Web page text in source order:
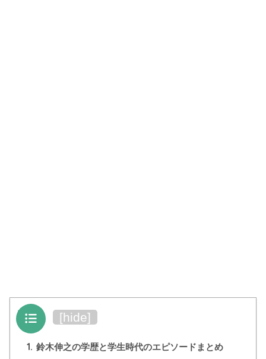
目次 [hide]
1. 鈴木伸之の学歴と学生時代のエピソードまとめ